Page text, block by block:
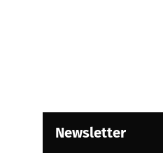
Newsletter